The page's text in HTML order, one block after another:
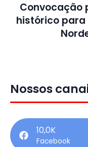
Convocação
histórico para
Nossos
10,0K
Facebook